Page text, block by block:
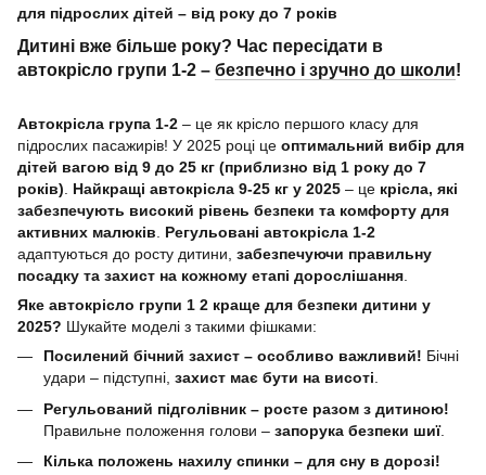
для підрослих дітей – від року до 7 років
Дитині вже більше року? Час пересідати в
автокрісло групи 1-2 – безпечно і зручно до школи!
Автокрісла група 1-2 – це як крісло першого класу для
підрослих пасажирів! У 2025 році це оптимальний вибір для
дітей вагою від 9 до 25 кг (приблизно від 1 року до 7
років). Найкращі автокрісла 9-25 кг у 2025 – це крісла, які
забезпечують високий рівень безпеки та комфорту для
активних малюків. Регульовані автокрісла 1-2
адаптуються до росту дитини, забезпечуючи правильну
посадку та захист на кожному етапі дорослішання.
Яке автокрісло групи 1 2 краще для безпеки дитини у
2025? Шукайте моделі з такими фішками:
Посилений бічний захист – особливо важливий! Бічні
удари – підступні, захист має бути на висоті.
Регульований підголівник – росте разом з дитиною!
Правильне положення голови – запорука безпеки шиї.
Кілька положень нахилу спинки – для сну в дорозі!